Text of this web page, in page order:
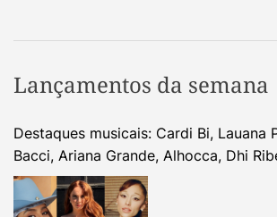
Lançamentos da semana
Destaques musicais: Cardi Bi, Lauana
Bacci, Ariana Grande, Alhocca, Dhi